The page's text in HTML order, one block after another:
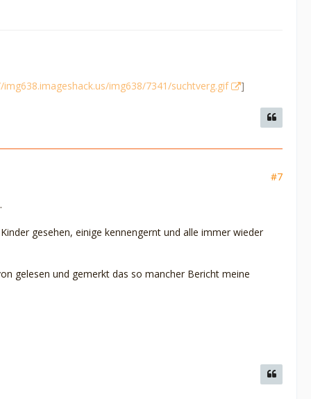
img638/7341/suchtverg.gif ]
#7
gesehen, einige kennengernt und alle immer wieder
gelesen und gemerkt das so mancher Bericht meine